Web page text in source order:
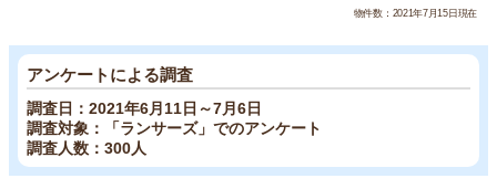
物件数：2021年7月15日現在
アンケートによる調査
調査日：2021年6月11日～7月6日
調査対象：「ランサーズ」でのアンケート
調査人数：300人